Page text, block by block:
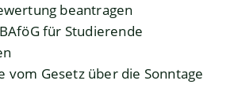
beantragen
für Studierende
vom Gesetz über die Sonntage